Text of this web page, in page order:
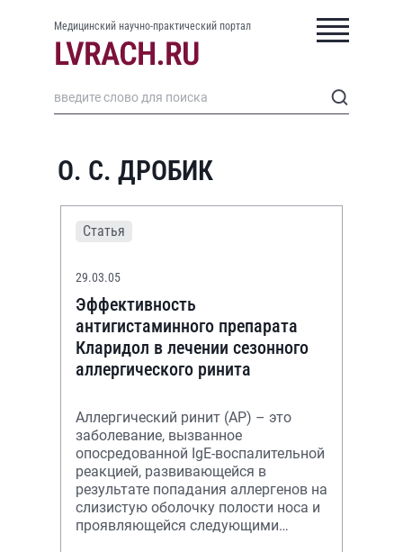
Медицинский научно-практический портал
О. С. ДРОБИК
Статья
29.03.05
Эффективность
антигистаминного препарата
Кларидол в лечении сезонного
аллергического ринита
Аллергический ринит (АР) – это
заболевание, вызванное
опосредованной IgE-воспалительной
реакцией, развивающейся в
результате попадания аллергенов на
слизистую оболочку полости носа и
проявляющейся следующими